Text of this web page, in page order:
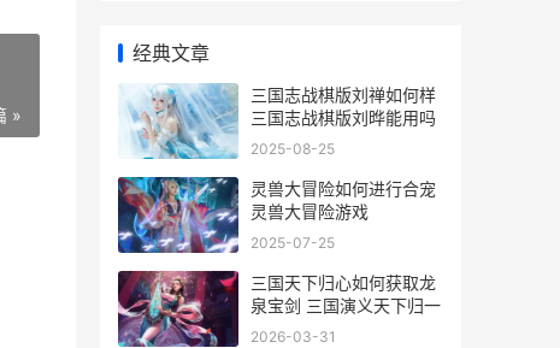
»
经典文章
三国志战棋版刘禅如何样
三国志战棋版刘晔能用吗
2025-08-25
灵兽大冒险如何进行合宠
灵兽大冒险游戏
2025-07-25
三国天下归心如何获取龙
泉宝剑 三国演义天下归一
2026-03-31